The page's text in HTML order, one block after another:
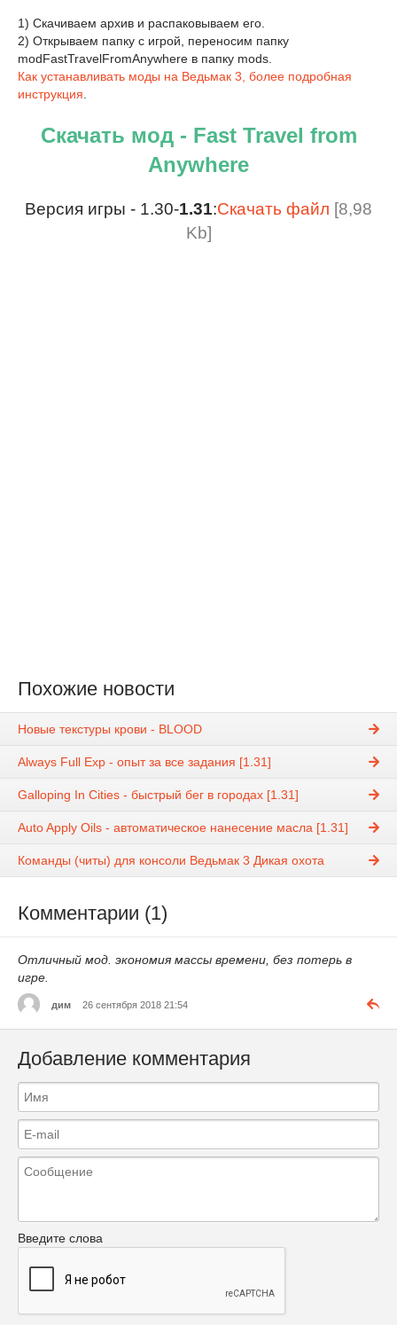
1) Скачиваем архив и распаковываем его.
2) Открываем папку с игрой, переносим папку
modFastTravelFromAnywhere в папку mods.
Как устанавливать моды на Ведьмак 3, более подробная
инструкция
Скачать мод - Fast Travel from
Anywhere
Версия игры - 1.30-1.31:Скачать файл [8,98
Kb]
Похожие новости
Новые текстуры крови - BLOOD
Always Full Exp - опыт за все задания [1.31]
Galloping In Cities - быстрый бег в городах [1.31]
Auto Apply Oils - автоматическое нанесение масла [1.31]
Команды (читы) для консоли Ведьмак 3 Дикая охота
Комментарии (1)
Отличный мод. экономия массы времени, без потерь в
игре.
дим 26 сентября 2018 21:54
Добавление комментария
Введите слова